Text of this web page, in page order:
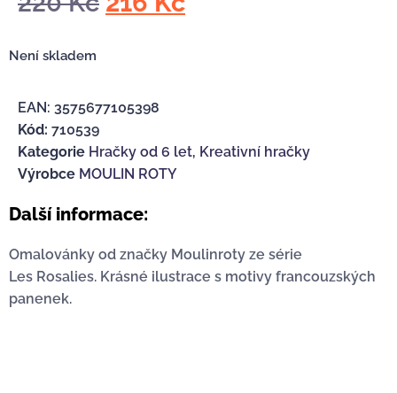
Není skladem
EAN: 3575677105398
Kód: 710539
Kategorie Hračky od 6 let, Kreativní hračky
Výrobce MOULIN ROTY
Další informace:
Omalovánky od značky Moulinroty ze série
Les Rosalies. Krásné ilustrace s motivy francouzských
panenek.